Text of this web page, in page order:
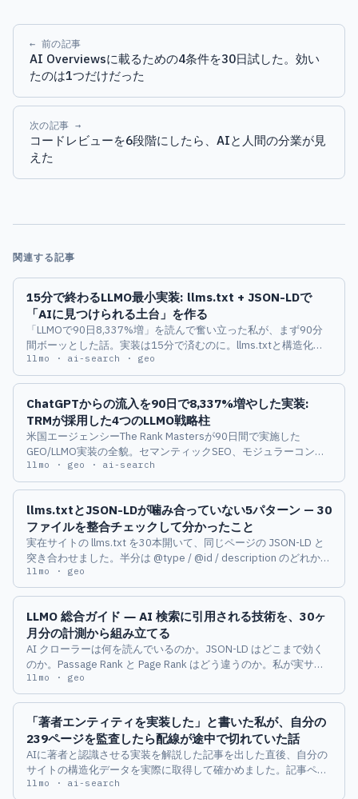
← 前の記事
AI Overviewsに載るための4条件を30日試した。効い
たのは1つだけだった
次の記事 →
コードレビューを6段階にしたら、AIと人間の分業が見
えた
関連する記事
15分で終わるLLMO最小実装: llms.txt + JSON-LDで
「AIに見つけられる土台」を作る
「LLMOで90日8,337%増」を読んで奮い立った私が、まず90分
間ボーッとした話。実装は15分で済むのに。llms.txtと構造化デ
ータ(JSON-LD)で、AIに見つけられる最小実装を組む。コピペで
動くコード付き。
llmo · ai-search · geo
ChatGPTからの流入を90日で8,337%増やした実装:
TRMが採用した4つのLLMO戦略柱
米国エージェンシーThe Rank Mastersが90日間で実施した
GEO/LLMO実装の全貌。セマンティックSEO、モジュラーコンテ
ンツ、GEOエンハンスメント、クエリファンアウト。4つの柱を
分解して、自サイトに当てはめるための実装フレームワークも紹
llmo · geo · ai-search
llms.txtとJSON-LDが噛み合っていない5パターン — 30
ファイルを整合チェックして分かったこと
実在サイトの llms.txt を30本開いて、同じページの JSON-LD と
突き合わせました。半分は @type / @id / description のどれかが
ズレていた。llmoframework 準拠でズレを埋める書き方を整理し
ます。
llmo · geo
LLMO 総合ガイド ― AI 検索に引用される技術を、30ヶ
月分の計測から組み立てる
AI クローラーは何を読んでいるのか。JSON-LD はどこまで効く
のか。Passage Rank と Page Rank はどう違うのか。私が実サイ
トで計測した数字だけを土台に、LLMO の全体像を 8 章に整理し
ました。各章は深掘り記事へのハブとして機能します。
llmo · geo
「著者エンティティを実装した」と書いた私が、自分の
239ページを監査したら配線が途中で切れていた話
AIに著者と認識させる実装を解説した記事を出した直後、自分の
サイトの構造化データを実際に取得して確かめました。記事ペー
ジには sameAs を持つ著者の実体が無く、トップにしか無いノー
llmo · ai-search